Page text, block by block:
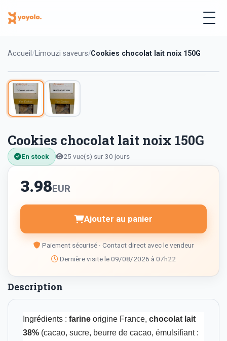
Accueil Limouzi saveurs Cookies chocolat lait noix 150G
Cookies chocolat lait noix 150G
En stock 25 vue(s) sur 30 jours
3.98EUR
Ajouter au panier
Paiement sécurisé · Contact direct avec le vendeur
Dernière visite le 09/08/2026 à 07h22
Description
Ingrédients : farine origine France, chocolat lait
38%(cacao, sucre, beurre de cacao, émulsifiant :